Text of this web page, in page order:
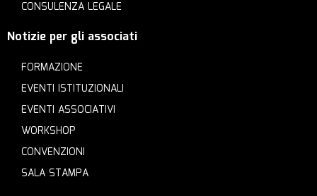
CONSULENZA LEGALE
Notizie per gli associati
FORMAZIONE
EVENTI ISTITUZIONALI
EVENTI ASSOCIATIVI
WORKSHOP
CONVENZIONI
SALA STAMPA